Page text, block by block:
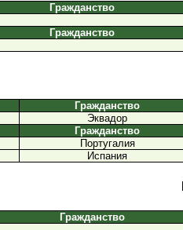
Гражданство
Гражданство
Гражданство
Эквадор
Гражданство
Португалия
Испания
Гражданство